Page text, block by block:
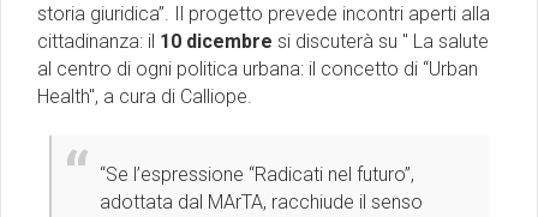
storia giuridica”. Il progetto prevede incontri aperti alla
cittadinanza: il 10 dicembre si discuterà su " La salute
al centro di ogni politica urbana: il concetto di “Urban
Health", a cura di Calliope.
“Se l’espressione “Radicati nel futuro”,
adottata dal MArTA, racchiude il senso